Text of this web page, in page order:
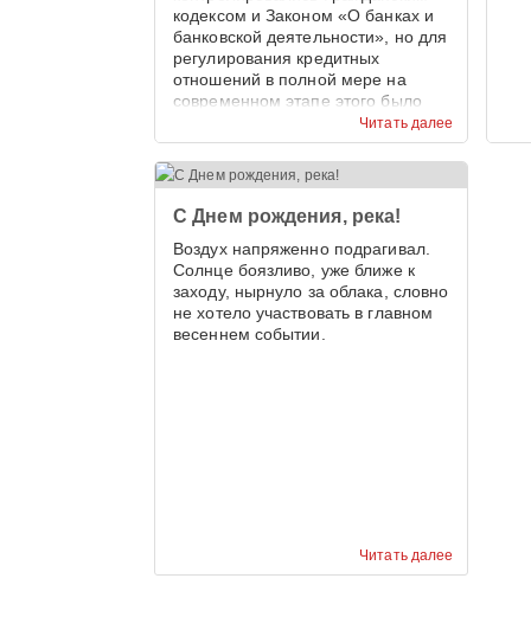
Читать далее
кодексом и Законом «О банках и
банковской деятельности», но для
регулирования кредитных
отношений в полной мере на
современном этапе этого было
Читать далее
С Днем рождения, река!
Воздух напряженно подрагивал.
Солнце боязливо, уже ближе к
заходу, нырнуло за облака, словно
не хотело участвовать в главном
весеннем событии.